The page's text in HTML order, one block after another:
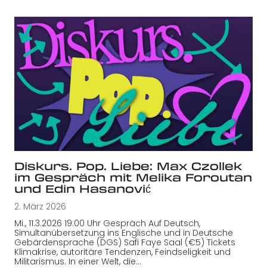
Diskurs. Pop. Liebe: Max Czollek
im Gespräch mit Melika Foroutan
und Edin Hasanović
2. März 2026
Mi., 11.3.2026 19:00 Uhr Gespräch Auf Deutsch,
Simultanübersetzung ins Englische und in Deutsche
Gebärdensprache (DGS) Safi Faye Saal (€5) Tickets
Klimakrise, autoritäre Tendenzen, Feindseligkeit und
Militarismus. In einer Welt, die…